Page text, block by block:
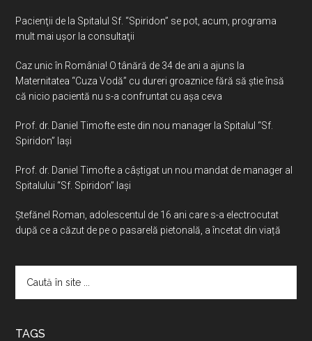
Pacienţii de la Spitalul Sf. “Spiridon” se pot, acum, programa
mult mai uşor la consultaţii
Caz unic în România! O tânără de 34 de ani a ajuns la
Maternitatea “Cuza Vodă” cu dureri groaznice fără să ştie însă
că nicio pacientă nu s-a confruntat cu așa ceva
Prof. dr. Daniel Timofte este din nou manager la Spitalul “Sf.
Spiridon” Iaşi
Prof. dr. Daniel Timofte a câștigat un nou mandat de manager al
Spitalului “Sf. Spiridon” Iași
Ştefănel Roman, adolescentul de 16 ani care s-a electrocutat
după ce a căzut de pe o pasarelă pietonală, a încetat din viață
TAGS